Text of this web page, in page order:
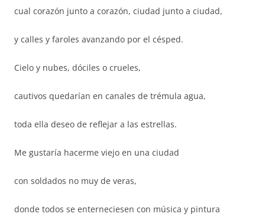
cual corazón junto a corazón, ciudad junto a ciudad,
y calles y faroles avanzando por el césped.
Cielo y nubes, dóciles o crueles,
cautivos quedarían en canales de trémula agua,
toda ella deseo de reflejar a las estrellas.
Me gustaría hacerme viejo en una ciudad
con soldados no muy de veras,
donde todos se enterneciesen con música y pintura